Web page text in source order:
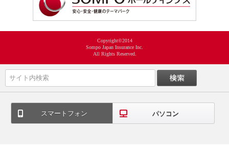
Copyright©2014
Sompo Japan Insurance Inc.
All Rights Reserved.
スマートフォン パソコン